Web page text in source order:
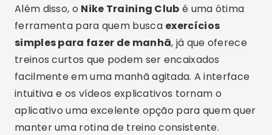
Além disso, o Nike Training Club é uma ótima
ferramenta para quem busca exercícios
simples para fazer de manhã, já que oferece
treinos curtos que podem ser encaixados
facilmente em uma manhã agitada. A interface
intuitiva e os vídeos explicativos tornam o
aplicativo uma excelente opção para quem quer
manter uma rotina de treino consistente.